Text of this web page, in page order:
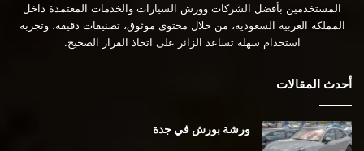
المستخدمين بأفضل الشركات وورش السيارات والخدمات المعتمدة داخل
المملكة العربية السعودية، من خلال محتوى موثوق، تصنيفات دقيقة، وتجربة
استخدام سهلة تساعد الزائر على اتخاذ القرار الصحيح.
أحدث المقالات
ورشة بورش في جدة